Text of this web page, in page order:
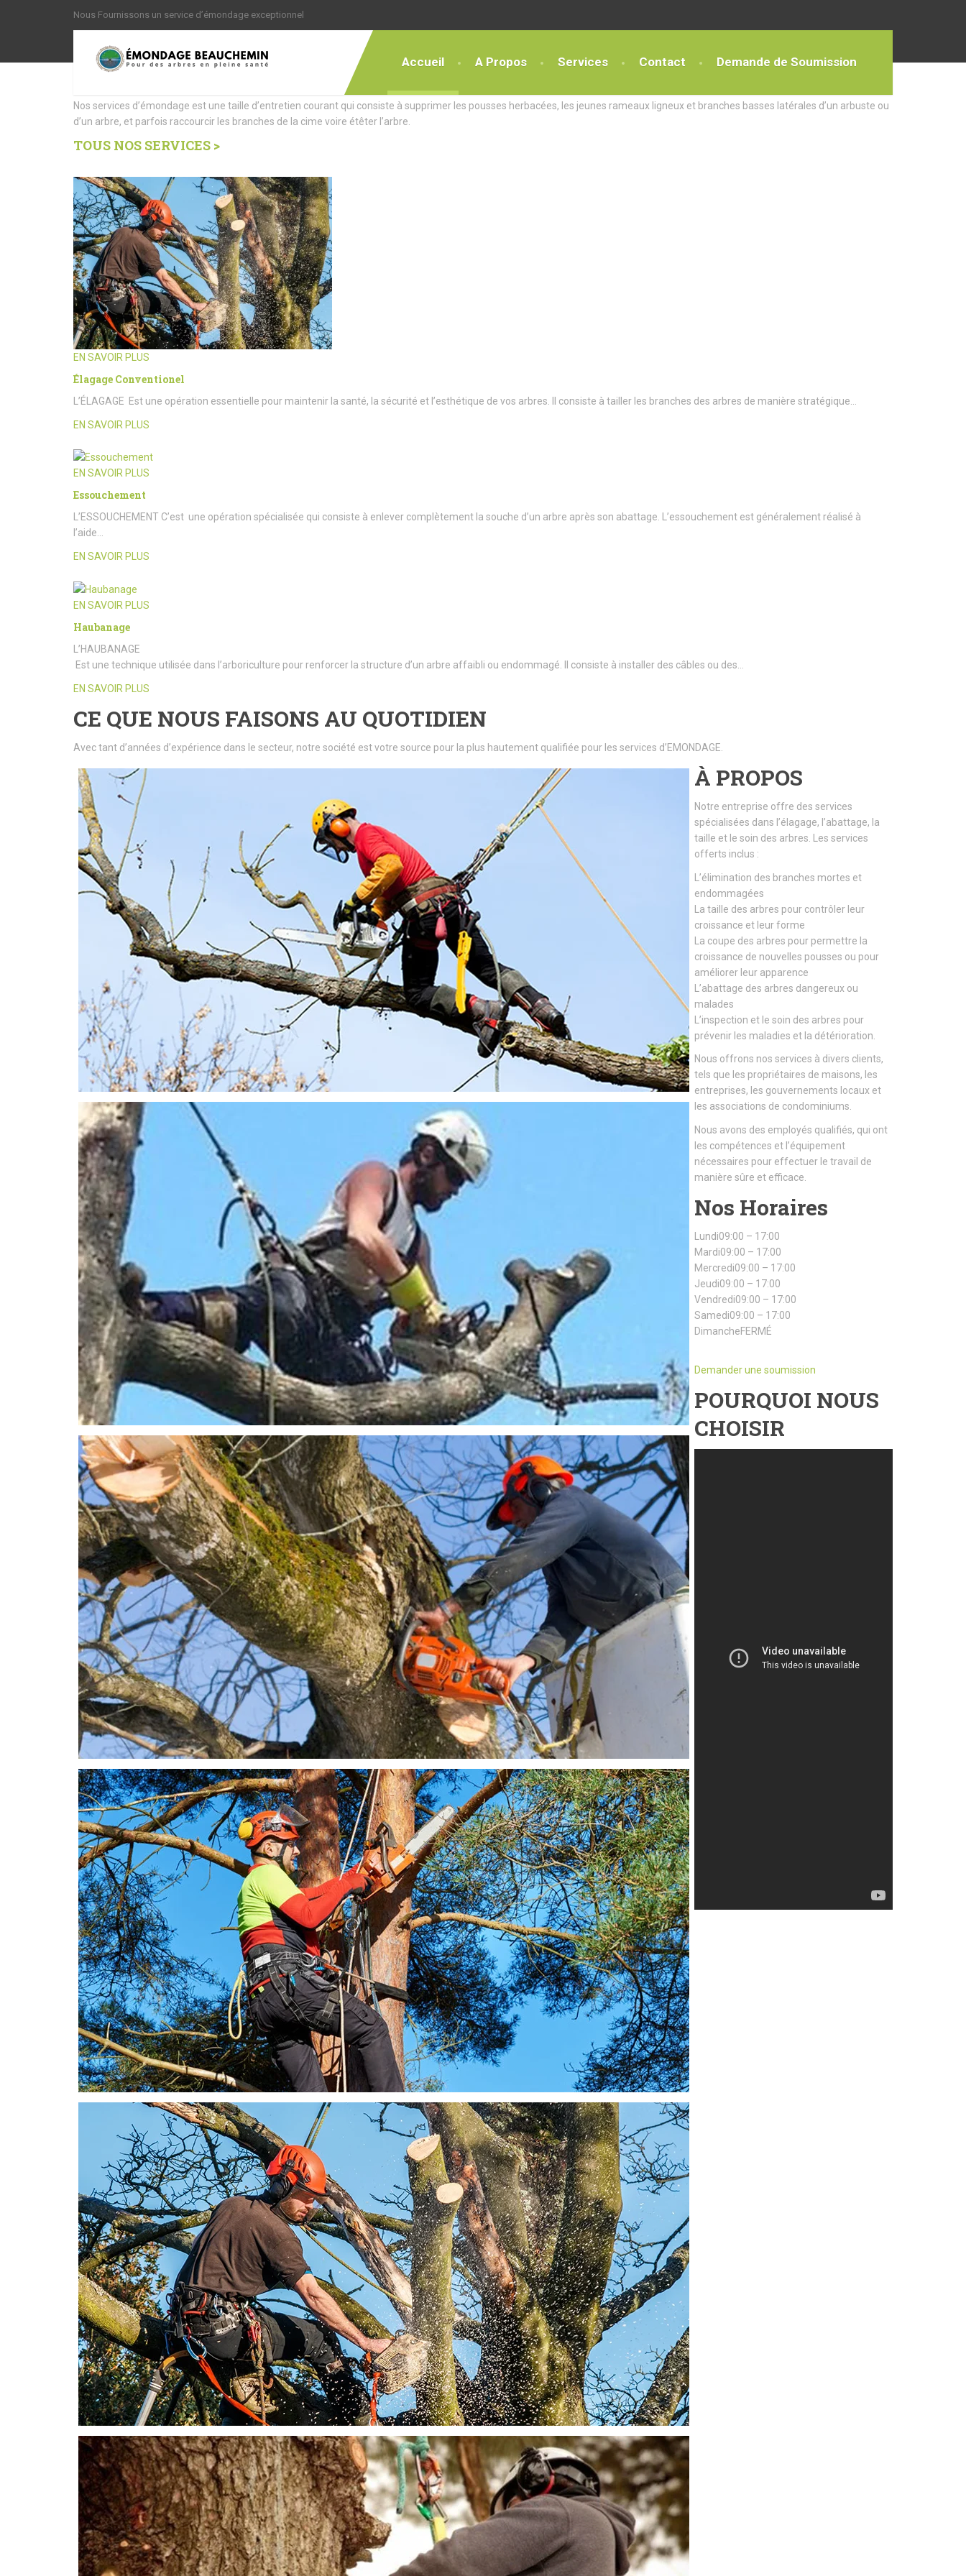
Nous Fournissons un service d’émondage exceptionnel
Accueil A Propos Services Contact Demande de Soumission
Nous offrons des Services Exceptionnels
Nos services d’émondage est une taille d’entretien courant qui consiste à supprimer les pousses herbacées, les jeunes rameaux ligneux et branches basses latérales d’un arbuste ou
d’un arbre, et parfois raccourcir les branches de la cime voire étêter l’arbre.
TOUS NOS SERVICES >
EN SAVOIR PLUS
Élagage Conventionel
L’ÉLAGAGE Est une opération essentielle pour maintenir la santé, la sécurité et l’esthétique de vos arbres. Il consiste à tailler les branches des arbres de manière stratégique…
EN SAVOIR PLUS
EN SAVOIR PLUS
Essouchement
L’ESSOUCHEMENT C’est une opération spécialisée qui consiste à enlever complètement la souche d’un arbre après son abattage. L’essouchement est généralement réalisé à
l’aide…
EN SAVOIR PLUS
EN SAVOIR PLUS
Haubanage
L’HAUBANAGE
Est une technique utilisée dans l’arboriculture pour renforcer la structure d’un arbre affaibli ou endommagé. Il consiste à installer des câbles ou des…
EN SAVOIR PLUS
CE QUE NOUS FAISONS AU QUOTIDIEN
Avec tant d’années d’expérience dans le secteur, notre société est votre source pour la plus hautement qualifiée pour les services d’EMONDAGE.
À PROPOS
Notre entreprise offre des services
spécialisées dans l’élagage, l’abattage, la
taille et le soin des arbres. Les services
offerts inclus :
L’élimination des branches mortes et
endommagées
La taille des arbres pour contrôler leur
croissance et leur forme
La coupe des arbres pour permettre la
croissance de nouvelles pousses ou pour
améliorer leur apparence
L’abattage des arbres dangereux ou
malades
L’inspection et le soin des arbres pour
prévenir les maladies et la détérioration.
Nous offrons nos services à divers clients,
tels que les propriétaires de maisons, les
entreprises, les gouvernements locaux et
les associations de condominiums.
Nous avons des employés qualifiés, qui ont
les compétences et l’équipement
nécessaires pour effectuer le travail de
manière sûre et efficace.
Nos Horaires
Lundi09:00 – 17:00
Mardi09:00 – 17:00
Mercredi09:00 – 17:00
Jeudi09:00 – 17:00
Vendredi09:00 – 17:00
Samedi09:00 – 17:00
DimancheFERMÉ
Demander une soumission
POURQUOI NOUS
CHOISIR